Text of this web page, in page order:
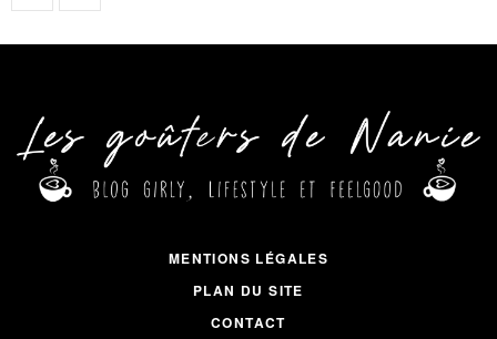
MENTIONS LÉGALES
PLAN DU SITE
CONTACT